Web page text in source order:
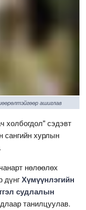
ашиглав
холбогдол" сэдэвт
сангийн хурлын
нөлөөлөх
дүнгХүмүүнлэгийн
судлалын
танилцуулав.